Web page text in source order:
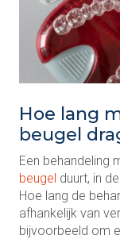
Hoe lang
beugel
Een behandeling
beugel duurt, in
Hoe lang de
afhankelijk van
bijvoorbeeld om